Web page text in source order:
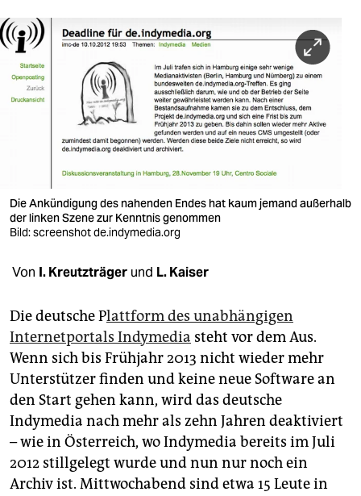
sport
berlin
nord
veranstaltungen
unterstützen
abo
genossenschaft
epaper login
Die Ankündigung des nahenden Endes hat kaum jemand außerhalb
der linken Szene zur Kenntnis genommen
Bild: screenshot de.indymedia.org
Von I. Kreutzträger und L. Kaiser
Die deutsche Plattform des unabhängigen
Internetportals Indymedia steht vor dem Aus.
Wenn sich bis Frühjahr 2013 nicht wieder mehr
Unterstützer finden und keine neue Software an
den Start gehen kann, wird das deutsche
Indymedia nach mehr als zehn Jahren deaktiviert
– wie in Österreich, wo Indymedia bereits im Juli
2012 stillgelegt wurde und nun nur noch ein
Archiv ist. Mittwochabend sind etwa 15 Leute in